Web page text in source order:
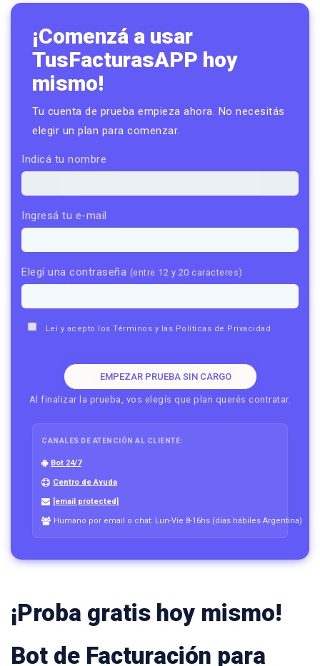
¡Comenzá a usar
TusFacturasAPP hoy
mismo!
Tu cuenta de prueba empieza ahora. No necesitás
elegir un plan para comenzar.
Indicá tu nombre
Ingresá tu e-mail
Elegí una contraseña (entre 12 y 20 caracteres)
Leí y acepto los Términos y las Políticas de Privacidad
EMPEZAR PRUEBA SIN CARGO
Al finalizar la prueba, vos elegís que plan querés contratar.
CANALES DE ATENCIÓN AL CLIENTE:
Bot 24/7
Centro de Ayuda
[email protected]
Humano por email o chat: Lun-Vie 8-16hs (días hábiles Argentina)
¡Proba gratis hoy mismo!
Bot de Facturación para